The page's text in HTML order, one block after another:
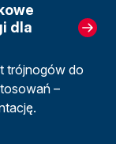
dla
trójnogów do
–